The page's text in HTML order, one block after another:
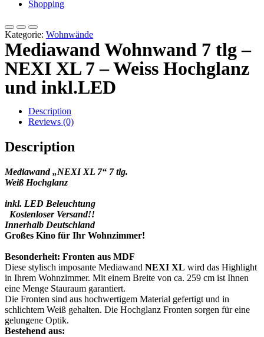
Shopping
Kategorie: Wohnwände
Mediawand Wohnwand 7 tlg –
NEXI XL 7 – Weiss Hochglanz
und inkl.LED
Description
Reviews (0)
Description
Mediawand „NEXI XL 7“ 7 tlg.
Weiß Hochglanz
inkl. LED Beleuchtung
Kostenloser Versand!!
Innerhalb Deutschland
Großes Kino für Ihr Wohnzimmer!
Besonderheit: Fronten aus MDF
Diese stylisch imposante Mediawand NEXI XL wird das Highlight
in Ihrem Wohnzimmer. Mit einem Breite von ca. 259 cm ist Ihnen
eine Menge Stauraum garantiert.
Die Fronten sind aus hochwertigem Material gefertigt und in
schlichtem Weiß gehalten. Die Hochglanz Fronten sorgen für eine
gelungene Optik.
Bestehend aus: